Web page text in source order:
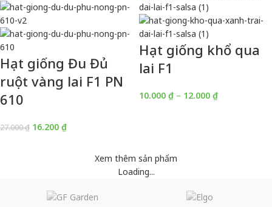
Hạt giống Đu Đủ
ruột vàng lai F1 PN
610
27.000₫ 16.200 ₫
Hạt giống khổ qua
lai F1
10.000 ₫ – 12.000 ₫
Xem thêm sản phẩm
Loading...